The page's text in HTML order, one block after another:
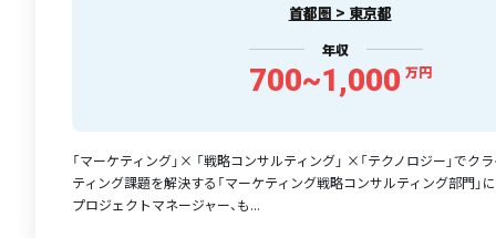
首都圏 > 東京都
年収
700~1,000 万円
「マーケティング」× 「戦略コンサルティング」 ×「テクノロジー」でク
ティング課題を解決する「マーケティング戦略コンサルティング部門」に
プロジェクトマネージャー、も...